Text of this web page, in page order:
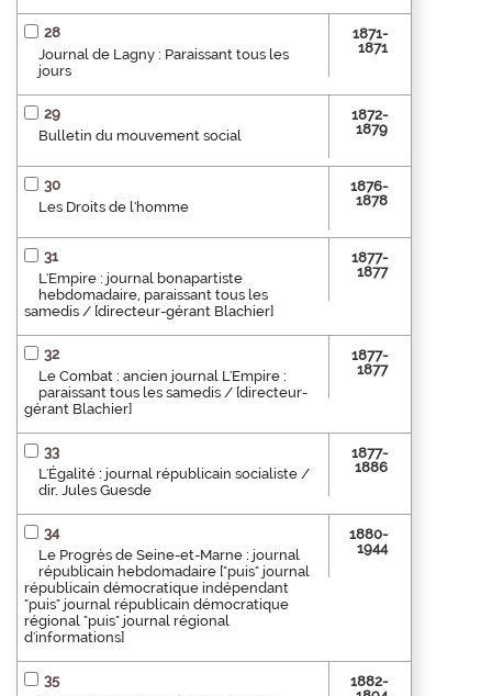
28
Journal de Lagny : Paraissant tous les
jours
1871-
1871
29
Bulletin du mouvement social
1872-
1879
30
Les Droits de l'homme
1876-
1878
31
L'Empire : journal bonapartiste
hebdomadaire, paraissant tous les
samedis / [directeur-gérant Blachier]
1877-
1877
32
Le Combat : ancien journal L'Empire :
paraissant tous les samedis / [directeur-
gérant Blachier]
1877-
1877
33
L'Égalité : journal républicain socialiste /
dir. Jules Guesde
1877-
1886
34
Le Progrès de Seine-et-Marne : journal
républicain hebdomadaire ["puis" journal
républicain démocratique indépendant
"puis" journal républicain démocratique
régional "puis" journal régional
d'informations]
1880-
1944
35
1882-